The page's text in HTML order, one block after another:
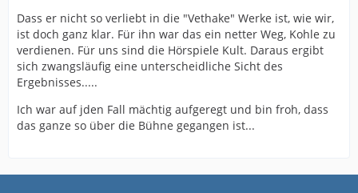
Dass er nicht so verliebt in die "Vethake" Werke ist, wie wir,
ist doch ganz klar. Für ihn war das ein netter Weg, Kohle zu
verdienen. Für uns sind die Hörspiele Kult. Daraus ergibt
sich zwangsläufig eine unterscheidliche Sicht des
Ergebnisses.....
Ich war auf jden Fall mächtig aufgeregt und bin froh, dass
das ganze so über die Bühne gegangen ist...